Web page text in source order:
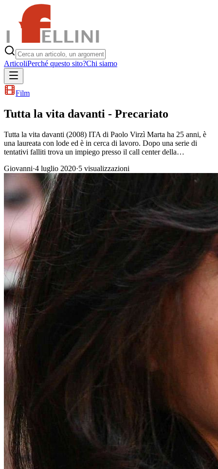
ArticoliPerché questo sito?Chi siamo
Film
Tutta la vita davanti - Precariato
Tutta la vita davanti (2008) ITA di Paolo Virzì Marta ha 25 anni, è
una laureata con lode ed è in cerca di lavoro. Dopo una serie di
tentativi falliti trova un impiego presso il call center della…
Giovanni·4 luglio 2020·5 visualizzazioni